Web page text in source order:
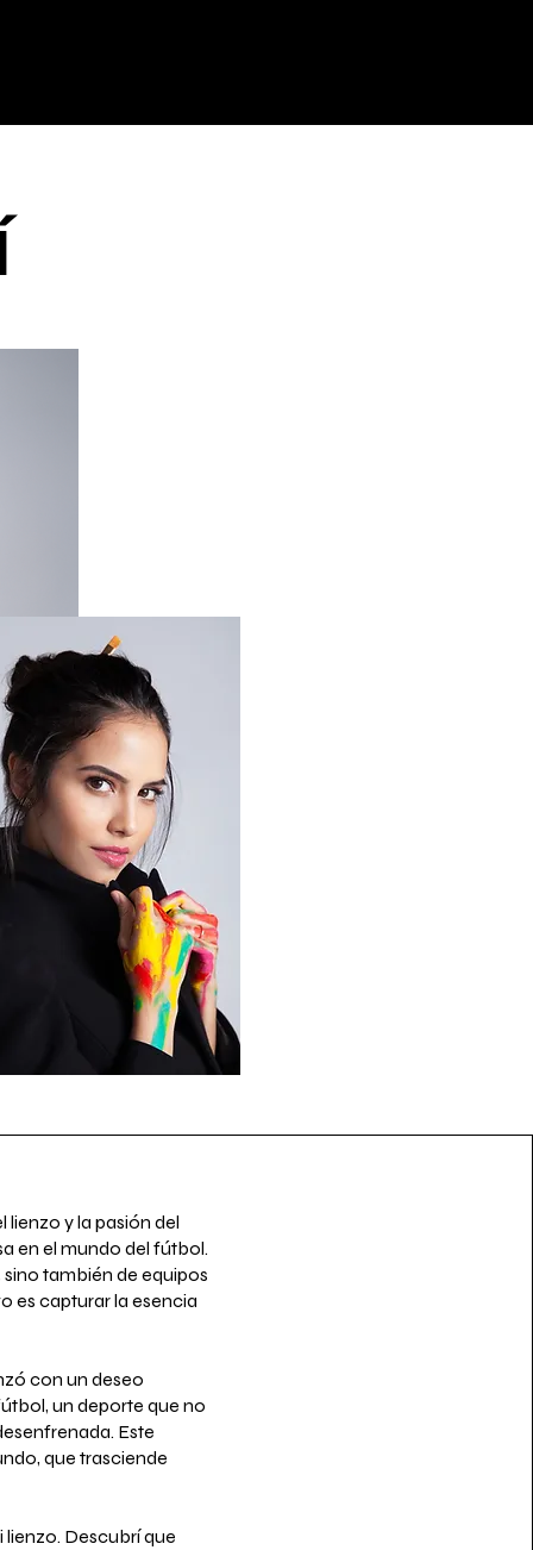
lienzo y la pasión del
en el mundo del fútbol.
también de equipos
es capturar la esencia
con un deseo
un deporte que no
Este
que trasciende
lienzo. Descubrí que